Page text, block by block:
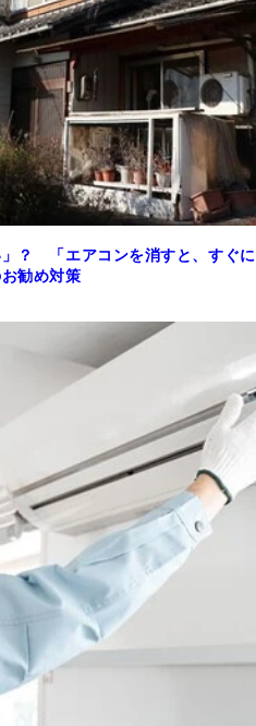
？ 「エアコンを消すと、すぐに
勧め対策